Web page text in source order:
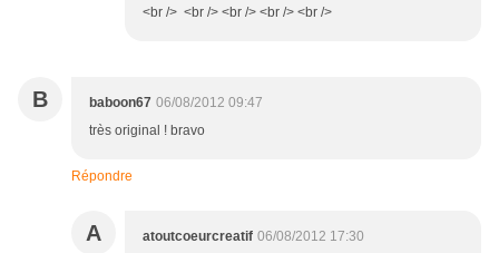
<br /> <br /> <br /> <br /> <br />
B baboon67 06/08/2012 09:47
très original ! bravo
Répondre
A atoutcoeurcreatif 06/08/2012 17:30